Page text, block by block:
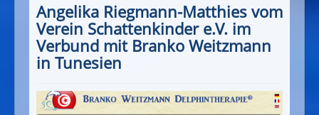
Angelika Riegmann-Matthies vom
Verein Schattenkinder e.V. im
Verbund mit Branko Weitzmann
in Tunesien